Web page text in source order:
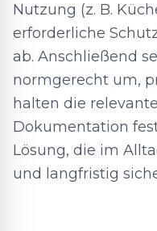
Nutzung (z. B.
erforderliche
ab. Anschließend
normgerecht um,
halten die
Dokumentation
Lösung, die im
und langfristig